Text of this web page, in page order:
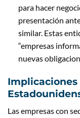
para hacer
presentación
similar. Estas
“empresas
nuevas
Las empresas con